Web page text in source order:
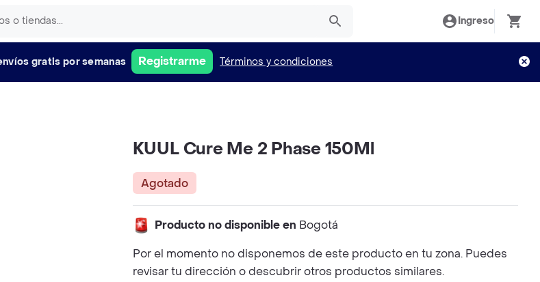
Ingreso
gratis por semanas Registrarme Términos y condiciones
KUUL Cure Me 2 Phase 150Ml
Agotado
Producto no disponible en Bogotá
Por el momento no disponemos de este producto en tu zona. Puedes
revisar tu dirección o descubrir otros productos similares.